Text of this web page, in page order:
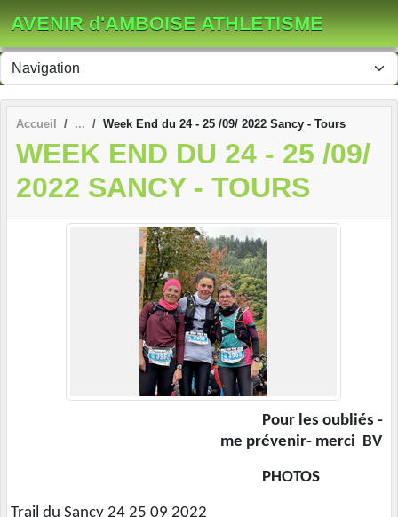
AVENIR d'AMBOISE ATHLETISME
Accueil Week End du 24 - 25 /09/ 2022 Sancy - Tours
WEEK END DU 24 - 25 /09/
2022 SANCY - TOURS
Pour les oubliés -
me prévenir- merci BV
PHOTOS
Trail du Sancy 24 25 09 2022